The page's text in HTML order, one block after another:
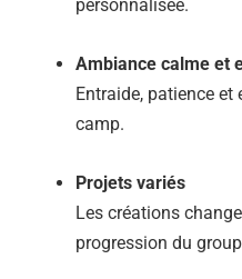
personnalisée.
Ambiance calme et
Entraide, patience
camp.
Projets variés
Les créations
progression du